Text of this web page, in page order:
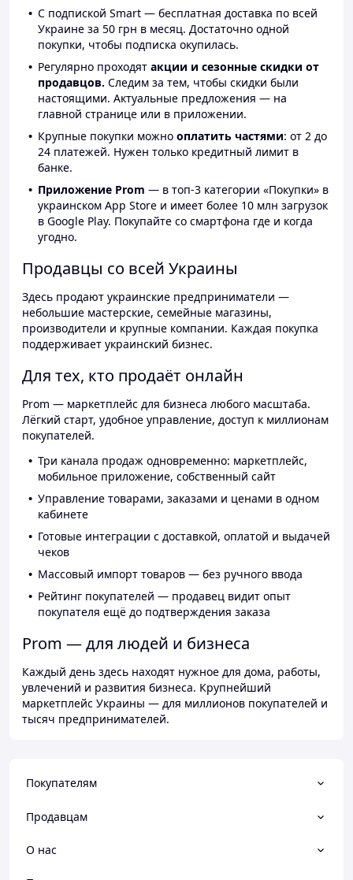
С подпиской Smart — бесплатная доставка по всей
Украине за 50 грн в месяц. Достаточно одной
покупки, чтобы подписка окупилась.
Регулярно проходят акции и сезонные скидки от
продавцов. Следим за тем, чтобы скидки были
настоящими. Актуальные предложения — на
главной странице или в приложении.
Крупные покупки можно оплатить частями: от 2 до
24 платежей. Нужен только кредитный лимит в
банке.
Приложение Prom — в топ-3 категории «Покупки» в
украинском App Store и имеет более 10 млн загрузок
в Google Play. Покупайте со смартфона где и когда
угодно.
Продавцы со всей Украины
Здесь продают украинские предприниматели —
небольшие мастерские, семейные магазины,
производители и крупные компании. Каждая покупка
поддерживает украинский бизнес.
Для тех, кто продаёт онлайн
Prom — маркетплейс для бизнеса любого масштаба.
Лёгкий старт, удобное управление, доступ к миллионам
покупателей.
Три канала продаж одновременно: маркетплейс,
мобильное приложение, собственный сайт
Управление товарами, заказами и ценами в одном
кабинете
Готовые интеграции с доставкой, оплатой и выдачей
чеков
Массовый импорт товаров — без ручного ввода
Рейтинг покупателей — продавец видит опыт
покупателя ещё до подтверждения заказа
Prom — для людей и бизнеса
Каждый день здесь находят нужное для дома, работы,
увлечений и развития бизнеса. Крупнейший
маркетплейс Украины — для миллионов покупателей и
тысяч предпринимателей.
Покупателям
Продавцам
О нас